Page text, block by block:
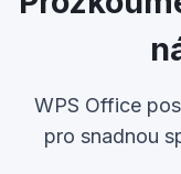
WPS Office
pro snadnou